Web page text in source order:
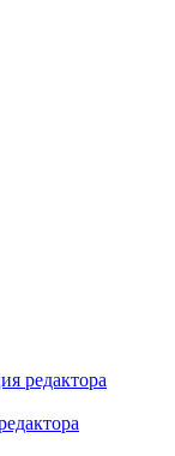
редактора